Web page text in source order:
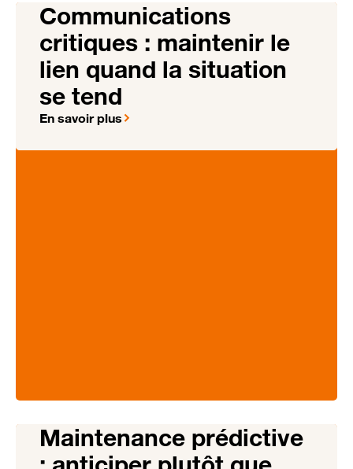
Communications
critiques : maintenir le
lien quand la situation
se tend
En savoir plus
Maintenance prédictive